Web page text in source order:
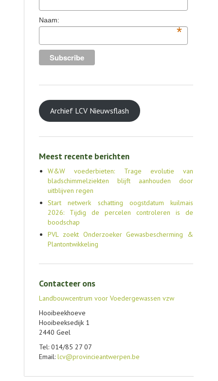
Naam:
*
Archief LCV Nieuwsflash
Meest recente berichten
W&W voederbieten: Trage evolutie van
bladschimmelziekten blijft aanhouden door
uitblijven regen
Start netwerk schatting oogstdatum kuilmais
2026: Tijdig de percelen controleren is de
boodschap
PVL zoekt Onderzoeker Gewasbescherming &
Plantontwikkeling
Contacteer ons
Landbouwcentrum voor Voedergewassen vzw
Hooibeekhoeve
Hooibeeksedijk 1
2440 Geel
Tel: 014/85 27 07
Email: lcv@provincieantwerpen.be